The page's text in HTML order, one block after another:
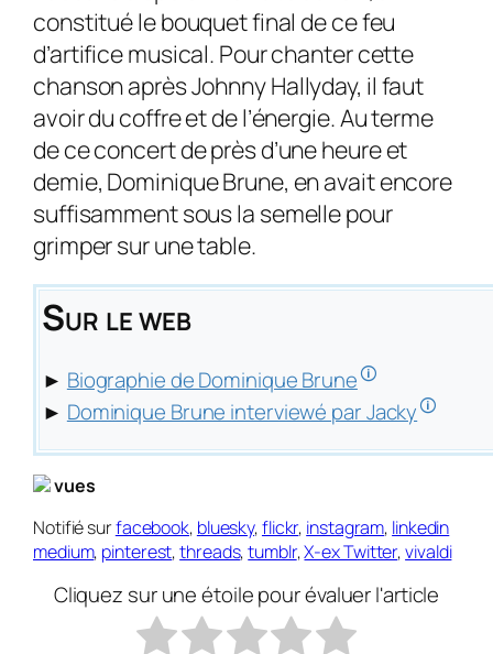
constitué le bouquet final de ce feu
d’artifice musical. Pour chanter cette
chanson après Johnny Hallyday, il faut
avoir du coffre et de l’énergie. Au terme
de ce concert de près d’une heure et
demie, Dominique Brune, en avait encore
suffisamment sous la semelle pour
grimper sur une table.
Sur le web
► Biographie de Dominique Brune🛈
► Dominique Brune interviewé par Jacky🛈
vues
Notifié surfacebook, bluesky,flickr, instagram, linkedin
medium, pinterest,threads,tumblr,X-ex Twitter,vivaldi
Cliquez sur une étoile pour évaluer l'article